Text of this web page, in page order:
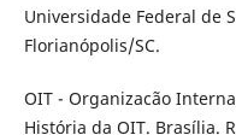
Universidade Federal de
Florianópolis/SC.
OIT - Organizacão
História da OIT. Brasília.